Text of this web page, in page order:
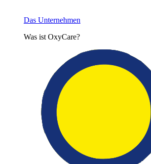
Das Unternehmen
Was ist OxyCare?